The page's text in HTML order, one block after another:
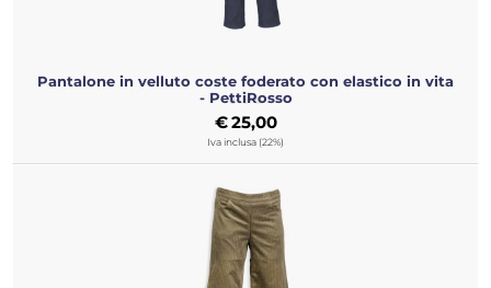
Pantalone in velluto coste foderato con elastico in vita
- PettiRosso
€25,00
Iva inclusa (22%)